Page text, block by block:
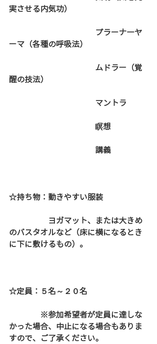
実させる内気功）
プラーナ―ヤ
ーマ（各種の呼吸法）
ムドラー（覚
醒の技法）
マントラ
瞑想
講義
☆持ち物：動きやすい服装
ヨガマット、または大きめ
のバスタオルなど（床に横になるとき
に下に敷けるもの）。
☆定員：５名～２０名
※参加希望者が定員に達しな
かった場合、中止になる場合もありま
すので、ご了承ください。